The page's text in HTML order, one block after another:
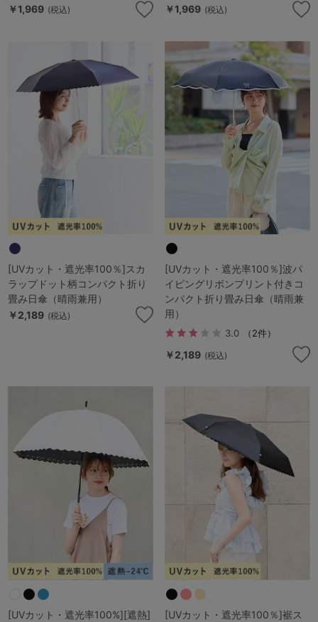
￥1,969 (税込) ￥1,969 (税込)
[UVカット・遮光率100％]スカ
ラップドット柄コンパクト折り
畳み日傘（晴雨兼用）
￥2,189 (税込)
[UVカット・遮光率100％]波パ
イピングリボンプリント付きコ
ンパクト折り畳み日傘（晴雨兼
用）
3.0 （2件）
￥2,189 (税込)
[UVカット・遮光率100%][遮熱]
[UVカット・遮光率100％]裾ス